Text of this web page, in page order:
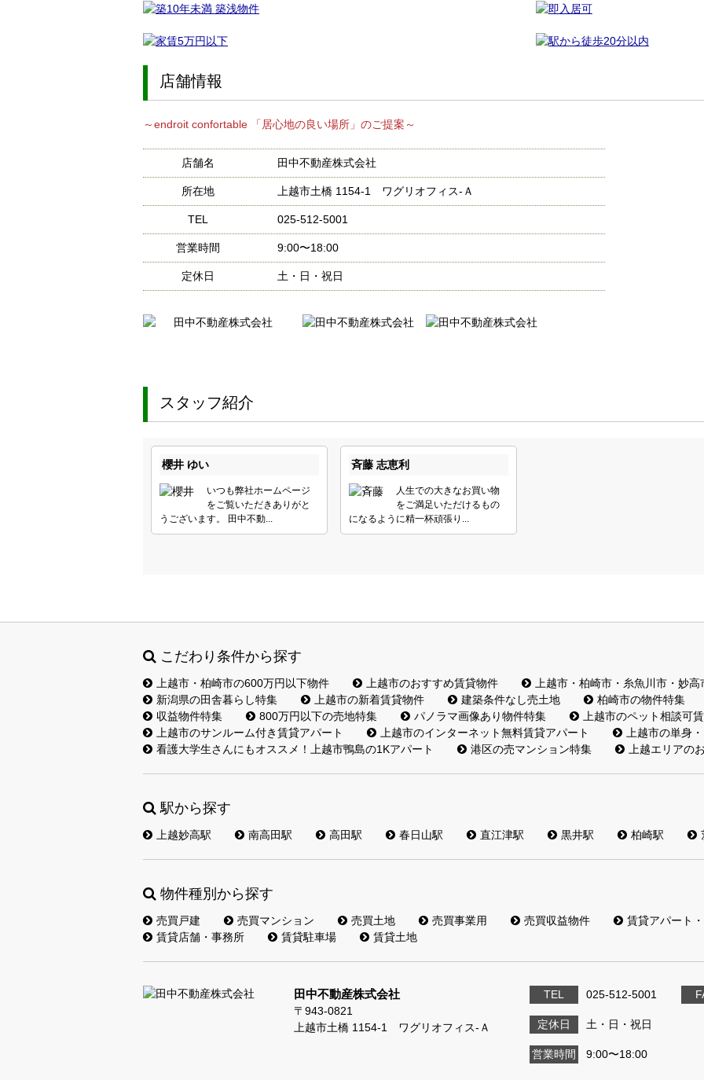
店舗情報
～endroit confortable 「居心地の良い場所」のご提案～
店舗名 田中不動産株式会社
所在地 上越市土橋 1154-1 ワグリオフィス‐Ａ
TEL 025-512-5001
営業時間 9:00〜18:00
定休日 土・日・祝日
スタッフ紹介
櫻井 ゆい
いつも弊社ホームページ
をご覧いただきありがと
うございます。 田中不動...
斉藤 志恵利
人生での大きなお買い物
をご満足いただけるもの
になるように精一杯頑張り...
こだわり条件から探す
上越市・柏崎市の600万円以下物件 上越市のおすすめ賃貸物件
上越市・柏崎市・糸魚川市・妙
新潟県の田舎暮らし特集
上越市の新着賃貸物件 建築条件なし売土地
柏崎市の物件特集
収益物件特集
800万円以下の売地特集 パノラマ画像あり物件特集
上越市のペット相談可
上越市のサンルーム付き賃貸アパート
上越市のインターネット無料賃貸アパート
上越市の単身
看護大学生さんにもオススメ！上越市鴨島の1Kアパート
港区の売マンション特集 上越エリアの
駅から探す
上越妙高駅 南高田駅 高田駅 春日山駅 直江津駅 黒井駅 柏崎駅
物件種別から探す
売買戸建 売買マンション 売買土地 売買事業用 売買収益物件
賃貸アパート
賃貸店舗・事務所
賃貸駐車場 賃貸土地
田中不動産株式会社
〒943-0821
上越市土橋 1154-1 ワグリオフィス‐Ａ
TEL 025-512-5001
定休日 土・日・祝日
営業時間 9:00〜18:00